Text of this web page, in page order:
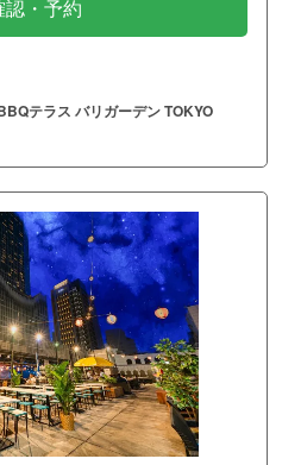
認・予約
テラス バリガーデン TOKYO